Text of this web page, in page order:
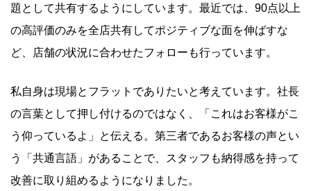
題として共有するようにしています。最近では、90点以上
の高評価のみを全店共有してポジティブな面を伸ばすな
ど、店舗の状況に合わせたフォローも行っています。
私自身は現場とフラットでありたいと考えています。社長
の言葉として押し付けるのではなく、「これはお客様がこ
う仰っているよ」と伝える。第三者であるお客様の声とい
う「共通言語」があることで、スタッフも納得感を持って
改善に取り組めるようになりました。